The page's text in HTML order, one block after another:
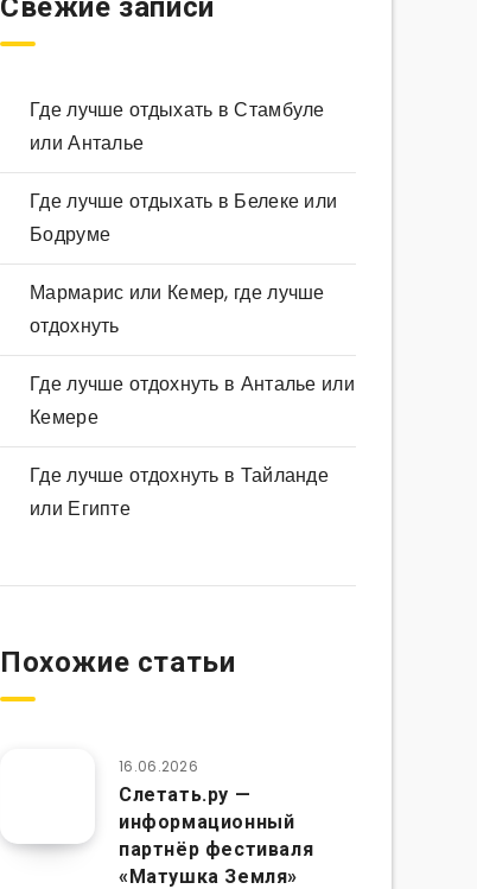
Свежие записи
Где лучше отдыхать в Стамбуле
или Анталье
Где лучше отдыхать в Белеке или
Бодруме
Мармарис или Кемер, где лучше
отдохнуть
Где лучше отдохнуть в Анталье или
Кемере
Где лучше отдохнуть в Тайланде
или Египте
Похожие статьи
16.06.2026
Слетать.ру —
информационный
партнёр фестиваля
«Матушка Земля»